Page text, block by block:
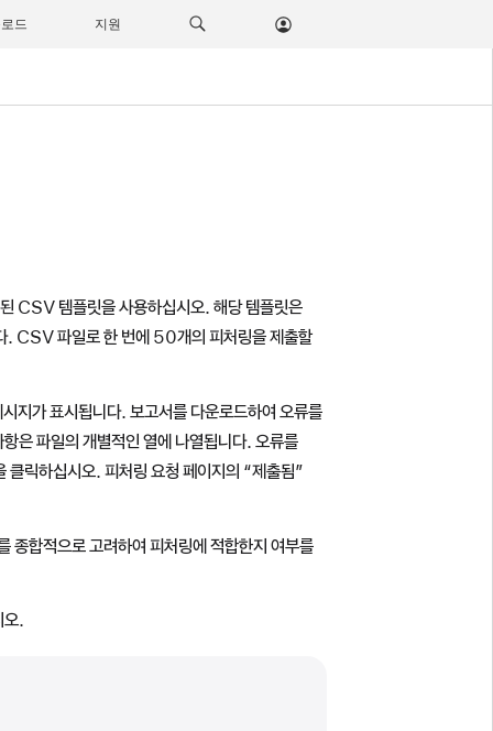
드 지원
CSV 템플릿을 사용하십시오. 해당 템플릿은
. CSV 파일로 한 번에 50개의 피처링을 제출할
가 표시됩니다. 보고서를 다운로드하여 오류를
은 파일의 개별적인 열에 나열됩니다. 오류를
하십시오. 피처링 요청 페이지의 “제출됨”
종합적으로 고려하여 피처링에 적합한지 여부를
오.